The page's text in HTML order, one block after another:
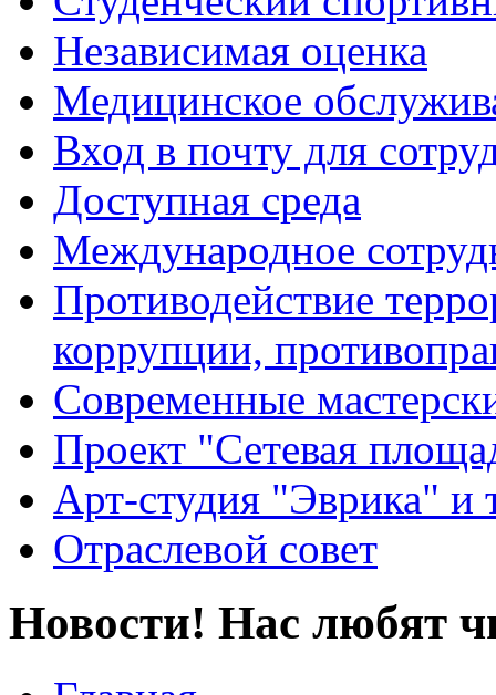
Независимая оценка
Медицинское
Вход в почту для
Доступная среда
Международное
Противодействие
коррупции,
Современные
Проект "Сетевая
Арт-студия "Эврика" и
Отраслевой совет
Новости! Нас любят